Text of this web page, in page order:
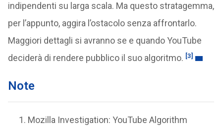
indipendenti su larga scala. Ma questo stratagemma,
per l’appunto, aggira l’ostacolo senza affrontarlo.
Maggiori dettagli si avranno se e quando YouTube
deciderà di rendere pubblico il suo algoritmo. [3]
Note
Mozilla Investigation: YouTube Algorithm